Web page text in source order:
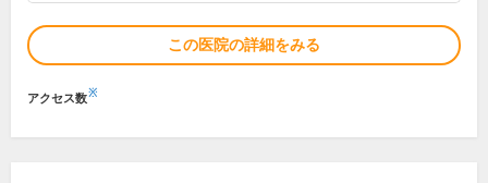
この医院の詳細をみる
アクセス数※